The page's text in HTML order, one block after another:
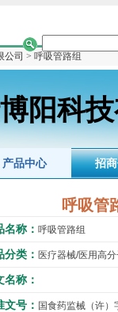
公司 > 呼吸管路组
阳科
产品中心 招
呼吸管
名称： 呼吸管路组
分类： 医疗器械/医用高
名称：
文号： 国食药监械（许）